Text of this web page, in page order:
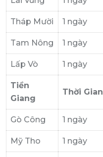
Tháp Mười 1 ngày
Tam Nông 1 ngày
Lấp Vò 1 ngày
Tiền
Giang
Thời Gian
Gò Công 1 ngày
Mỹ Tho 1 ngày